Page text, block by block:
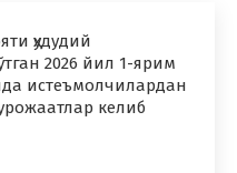
ҳудудий
2026 йил 1-ярим
истеъмолчилардан
келиб